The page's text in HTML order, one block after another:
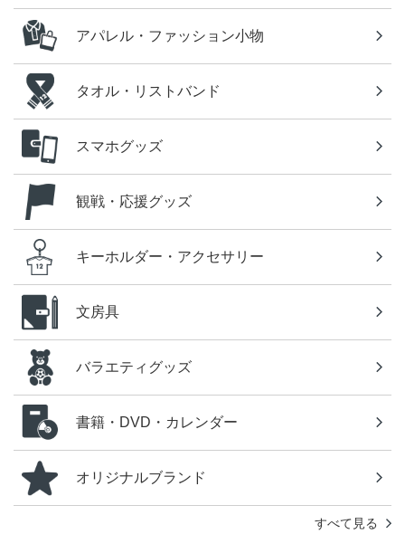
アパレル・ファッション小物
タオル・リストバンド
スマホグッズ
観戦・応援グッズ
キーホルダー・アクセサリー
文房具
バラエティグッズ
書籍・DVD・カレンダー
オリジナルブランド
すべて見る